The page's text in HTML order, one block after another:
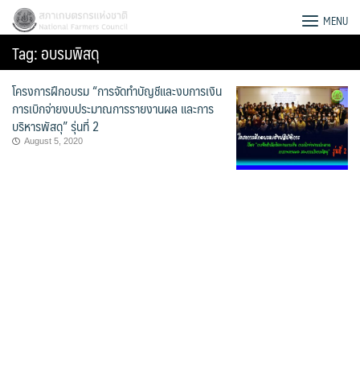
Skip
content
สภาเกษตรกรแห่งชาติ MENU
Tag:อบรมพิสดุ
โครงการฝึกอบรม “การจัดทำบัญชีและงบการเงิน
การเบิกจ่ายงบประมาณการรายงานผล และการ
บริหารพัสดุ” รุ่นที่ 2
August 5, 2020